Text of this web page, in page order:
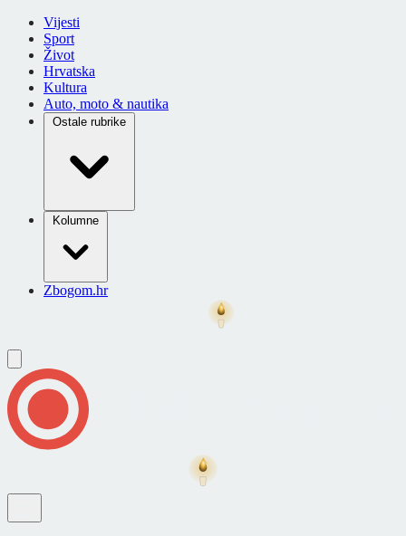
Vijesti
Sport
Život
Hrvatska
Kultura
Auto, moto & nautika
Ostale rubrike
Kolumne
Zbogom.hr